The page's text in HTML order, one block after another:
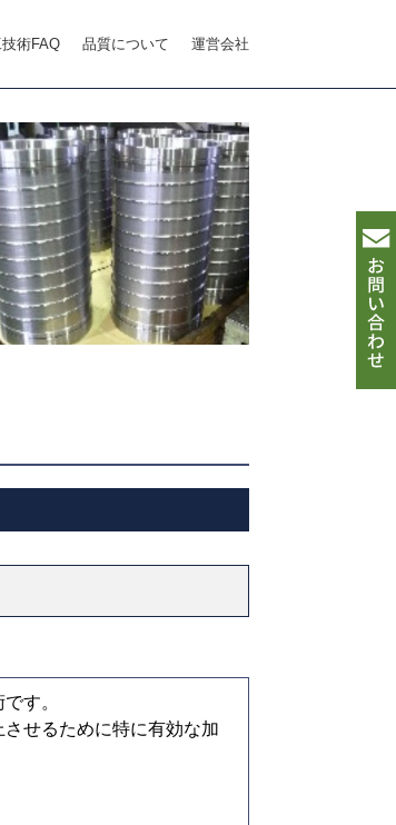
術FAQ 品質について 運営会社
す。
せるために特に有効な加